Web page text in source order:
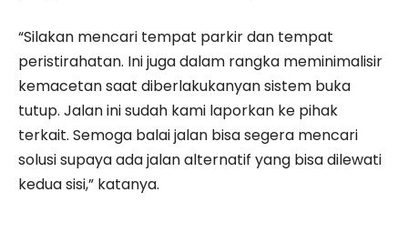
“Silakan mencari tempat parkir dan tempat
peristirahatan. Ini juga dalam rangka meminimalisir
kemacetan saat diberlakukanyan sistem buka
tutup. Jalan ini sudah kami laporkan ke pihak
terkait. Semoga balai jalan bisa segera mencari
solusi supaya ada jalan alternatif yang bisa dilewati
kedua sisi,” katanya.